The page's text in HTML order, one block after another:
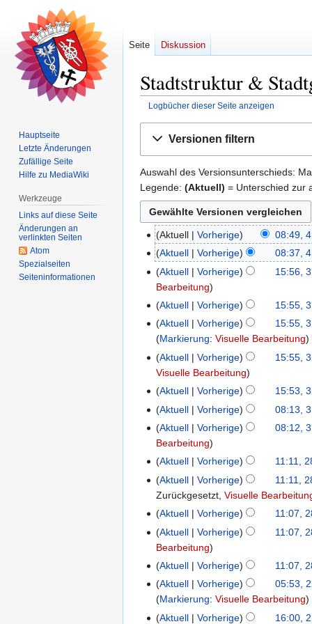
Stadtstruktur &
Logbücher dieser Seite anzeigen
Navigation
Suche
Versionen filtern
Auswahl des Versionsunterschieds:
Legende: (Aktuell) = Unterschied zur
4.
Juni
2025
Aktuell Vorherige 08:49,
K
e
i
e
B
e
a
r
b
i
t
u
n
g
s
z
s
m
m
e
n
Aktuell
Vorherige 08:37,
K
e
n
e
B
e
a
r
b
i
u
n
g
s
z
u
a
m
m
e
3.
Juni
2025
Aktuell Vorherige 15:56,
Bearbeitung
Aktuell
Vorherige 15:55,
K
e
n
B
e
a
r
b
i
u
n
g
s
z
u
Aktuell
Vorherige 15:55,
Markierung:Visuelle Bearbeitung
Aktuell
Vorherige 15:55,
Visuelle Bearbeitung
Aktuell
Vorherige 15:53,
K
i
e
B
e
a
r
b
i
t
u
n
3.
März
2025
Aktuell Vorherige 08:13,
K
e
n
e
B
e
a
r
b
i
t
Aktuell
Vorherige 08:12,
Bearbeitung
28.
Februar
2025
Aktuell Vorherige 11:11,
K
e
n
e
B
e
a
r
b
Aktuell
Vorherige 11:11,
Zurückgesetzt Visuelle
Aktuell
Vorherige 11:07,
K
e
n
e
B
e
Aktuell
Vorherige 11:07,
Bearbeitung
Aktuell
Vorherige 11:07,
K
e
22.
2024
Aktuell Vorherige 05:53,
Markierung:Visuelle Bearbeitung
21.
Aktuell Vorherige 16:00,
Seite Diskussion
Hauptseite
Letzte Änderungen
Zufällige Seite
Hilfe zu MediaWiki
Werkzeuge
Links auf diese Seite
Änderungen an
verlinkten Seiten
Atom
Spezialseiten
Seiten­­informationen